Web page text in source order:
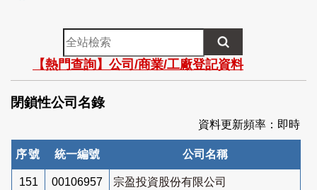
全
站
檢
索
【熱門查詢】公司/商業/工廠登記資料
閉鎖性公司名錄
資料更新頻率：即時
序號 統一編號 公司名稱
151 00106957 宗盈投資股份有限公司